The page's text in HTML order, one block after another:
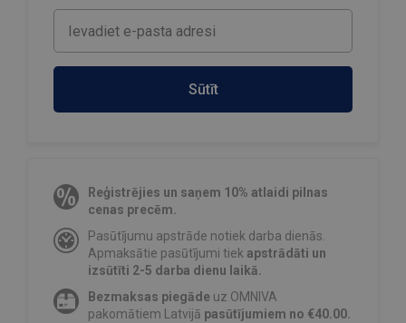
Sūtīt
Reģistrējies un saņem 10% atlaidi pilnas
cenas precēm.
Pasūtījumu apstrāde notiek darba dienās.
Apmaksātie pasūtījumi tiekapstrādāti un
izsūtīti 2-5 darba dienu laikā.
Bezmaksas piegāde uz OMNIVA
pakomātiem Latvijā pasūtījumiem no €40.00.